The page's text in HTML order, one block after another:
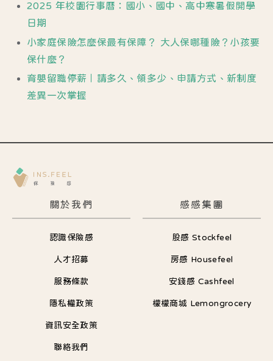
2025 年校園行事曆：國小、國中、高中寒暑假開學
日期
小家庭保險怎麼保最有保障？ 大人保哪種險？小孩要
保什麼？
育嬰留職停薪｜請多久、領多少、申請方式、新制度
差異一次掌握
關於我們
認識保險感
人才招募
服務條款
隱私權政策
資訊安全政策
聯絡我們
感感集團
股感 Stockfeel
房感 Housefeel
安錢感 Cashfeel
檬檬商城 Lemongrocery